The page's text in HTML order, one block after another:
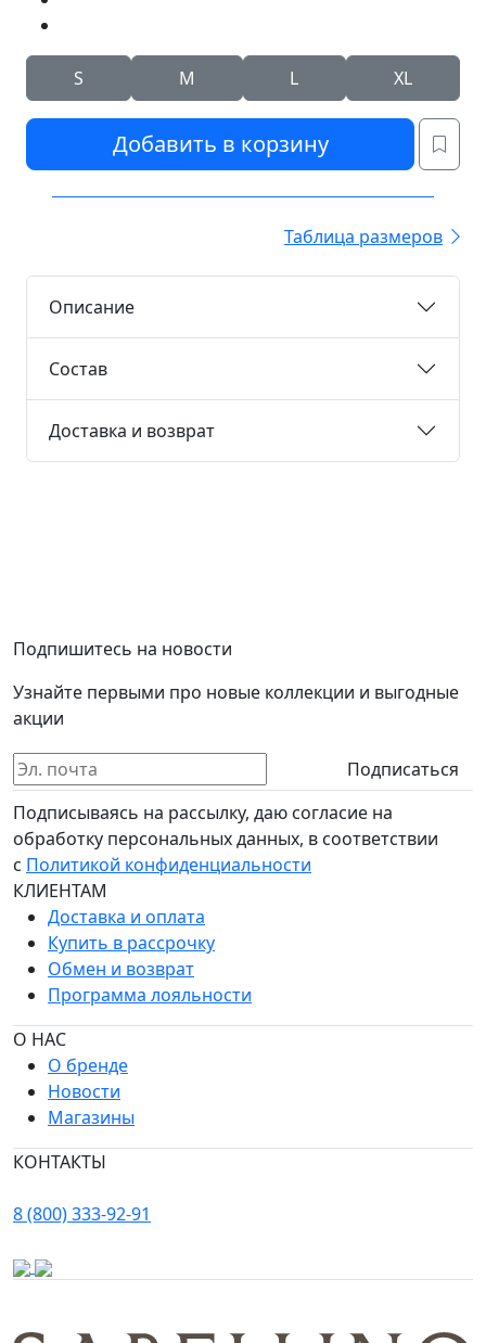
S M L XL
Добавить в корзину
Таблица размеров
Описание
Состав
Доставка и возврат
Подпишитесь на новости
Узнайте первыми про новые коллекции и выгодные
акции
Подписаться
Подписываясь на рассылку, даю согласие на
обработку персональных данных, в соответствии
с Политикой конфиденциальности
КЛИЕНТАМ
Доставка и оплата
Купить в рассрочку
Обмен и возврат
Программа лояльности
О НАС
О бренде
Новости
Магазины
КОНТАКТЫ
8 (800) 333-92-91